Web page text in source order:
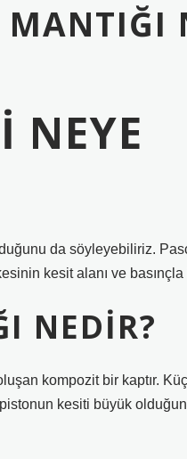
MANTIĞI
NEYE
da söyleyebiliriz.
kesit alanı ve basınçla
NEDIR?
kompozit bir kaptır.
pistonun kesiti büyük